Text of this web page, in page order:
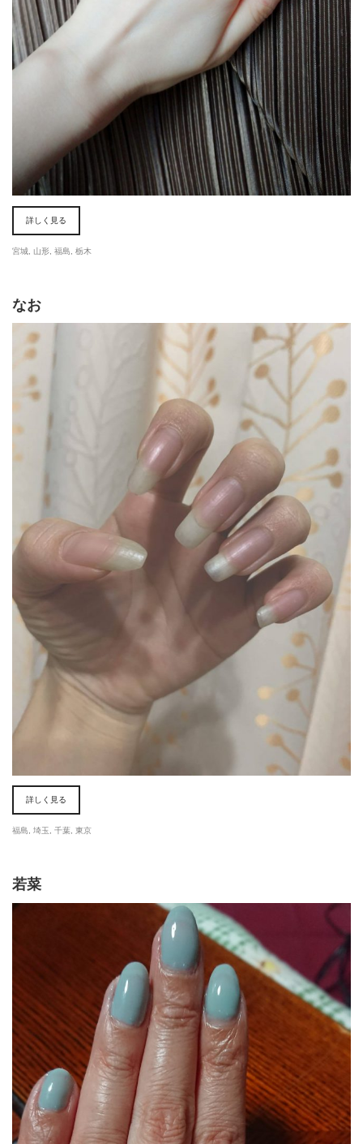
詳しく見る
宮城 山形 福島 栃木
なお
詳しく見る
福島, 埼玉, 千葉, 東京
若菜